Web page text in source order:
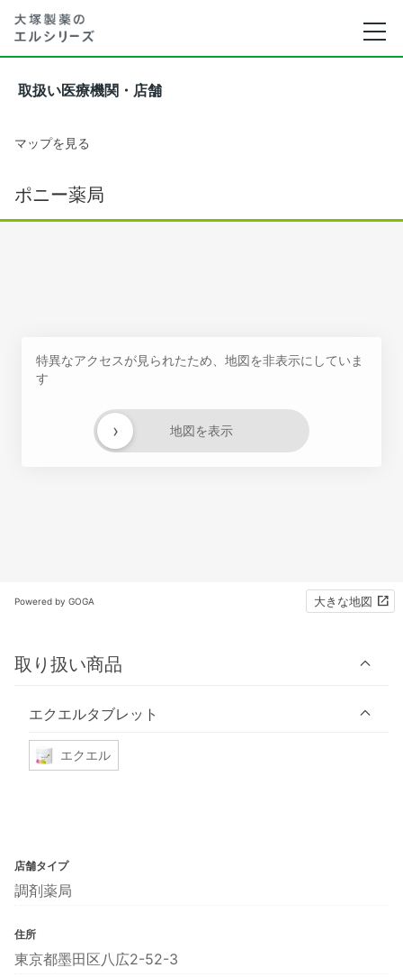
取扱い医療機関・店舗
マップを見る
ポニー薬局
特異なアクセスが見られたため、地図を非表示にしていま
す
地図を表示
›
Powered by GOGA 大きな地図
取り扱い商品
エクエルタブレット
エクエル
店舗タイプ
調剤薬局
住所
東京都墨田区八広2-52-3